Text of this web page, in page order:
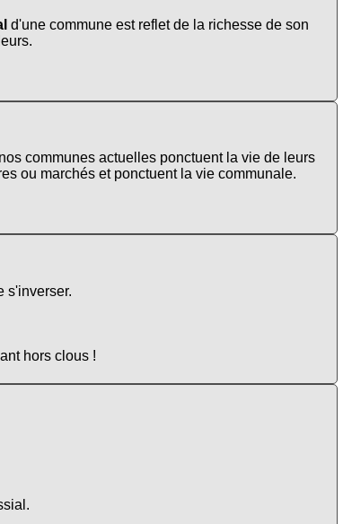
d'une commune est reflet de la richesse de son
communes actuelles ponctuent la vie de leurs
ou marchés et ponctuent la vie communale.
s'inverser.
hors clous !